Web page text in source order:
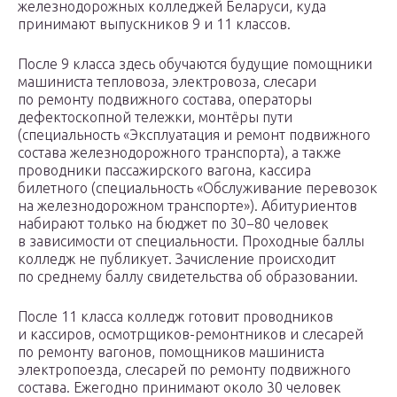
железнодорожных колледжей Беларуси, куда
принимают выпускников 9 и 11 классов.
После 9 класса здесь обучаются будущие помощники
машиниста тепловоза, электровоза, слесари
по ремонту подвижного состава, операторы
дефектоскопной тележки, монтёры пути
(специальность «Эксплуатация и ремонт подвижного
состава железнодорожного транспорта), а также
проводники пассажирского вагона, кассира
билетного (специальность «Обслуживание перевозок
на железнодорожном транспорте»). Абитуриентов
набирают только на бюджет по 30−80 человек
в зависимости от специальности. Проходные баллы
колледж не публикует. Зачисление происходит
по среднему баллу свидетельства об образовании.
После 11 класса колледж готовит проводников
и кассиров, осмотрщиков-ремонтников и слесарей
по ремонту вагонов, помощников машиниста
электропоезда, слесарей по ремонту подвижного
состава. Ежегодно принимают около 30 человек